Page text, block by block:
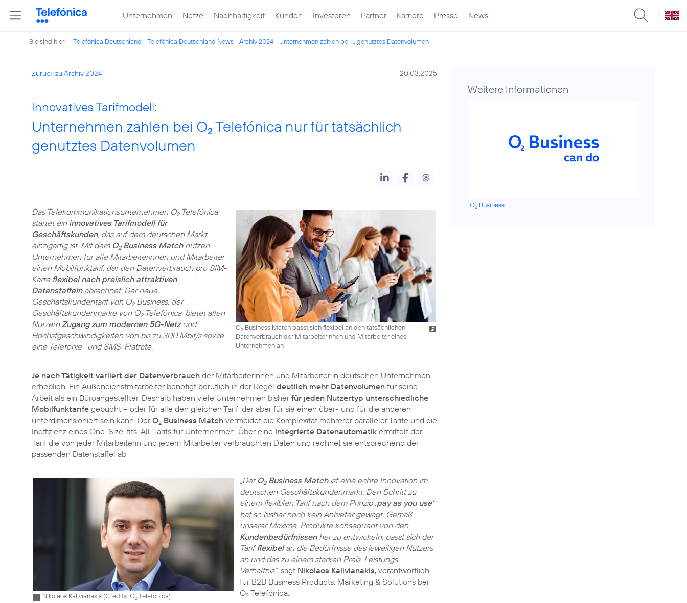
Unternehmen Netze Nachhaltigkeit Kunden Investoren Partner Karriere Presse News
Sie sind hier: Telefónica Deutschland Telefónica Deutschland News Archiv 2024 Unternehmen zahlen bei ... genutztes Datenvolumen
Zurück zu Archiv 2024 20.03.2025
Innovatives Tarifmodell:
Unternehmen zahlen bei O2 Telefónica nur für tatsächlich
genutztes Datenvolumen
O2Business Match passt sich flexibel an den tatsächlichen
Datenverbrauch der Mitarbeiterinnen und Mitarbeiter eines
Unternehmen an
Das Telekommunikationsunternehmen O2Telefónica
startet ein innovatives Tarifmodell für
Geschäftskunden, das auf dem deutschen Markt
einzigartig ist. Mit dem O2Business Matchnutzen
Unternehmen für alle Mitarbeiterinnen und Mitarbeiter
einen Mobilfunktarif, der den Datenverbrauch pro SIM-
Karte flexibel nach preislich attraktiven
Datenstaffelnabrechnet. Der neue
Geschäftskundentarif von O2Business, der
Geschäftskundenmarke von O2Telefónica, bietet allen
NutzernZugang zum modernen 5G-Netzund
Höchstgeschwindigkeiten von bis zu 300 Mbit/s sowie
eine Telefonie- und SMS-Flatrate.
Je nach Tätigkeit variiert der Datenverbrauch der Mitarbeiterinnen und Mitarbeiter in deutschen Unternehmen
erheblich. Ein Außendienstmitarbeiter benötigt beruflich in der Regel deutlich mehr Datenvolumen für seine
Arbeit als ein Büroangestellter. Deshalb haben viele Unternehmen bisherfür jeden Nutzertyp unterschiedliche
Mobilfunktarife gebucht – oder für alle den gleichen Tarif, der aber für sie einen über- und für die anderen
unterdimensioniert sein kann. DerO2 Business Match vermeidet die Komplexität mehrerer paralleler Tarife und die
Ineffizienz eines One-Size-fits-All-Tarifs für Unternehmen. Über eine integrierte Datenautomatik ermittelt der
Tarif die von jeder Mitarbeiterin und jedem Mitarbeiter verbrauchten Daten und rechnet sie entsprechend der
passenden Datenstaffel ab.
Nikolaos Kalivianakis (Credits: O2Telefónica)
„Der O2Business Matchist eine echte Innovation im
deutschen Geschäftskundenmarkt. Den Schritt zu
einem flexiblen Tarif nach dem Prinzip ‚pay as you use‘
hat so bisher noch kein Anbieter gewagt. Gemäß
unserer Maxime, Produkte konsequent von den
Kundenbedürfnissenher zu entwickeln, passt sich der
Tarif flexibelan die Bedürfnisse des jeweiligen Nutzers
an und das zu einem starken Preis-Leistungs-
Verhältnis“, sagt Nikolaos Kalivianakis, verantwortlich
für B2B Business Products, Marketing & Solutions bei
O2Telefónica.
Weitere Informationen
O2 Business